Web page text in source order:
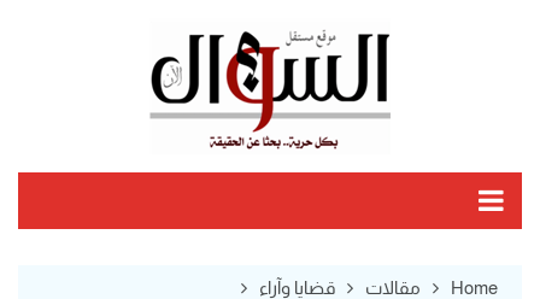
Home مقالات
قضايا وآراء